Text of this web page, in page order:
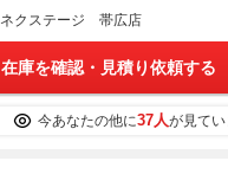
ネクステージ 帯広店
在庫を確認・見積り依頼する
今あなたの他に37人が見て